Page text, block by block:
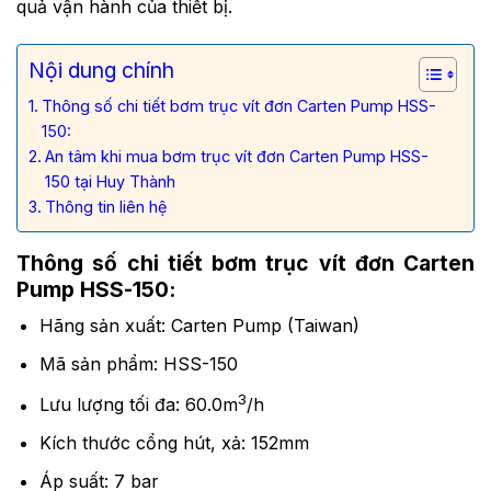
quả vận hành của thiết bị.
Nội dung chính
Thông số chi tiết bơm trục vít đơn Carten Pump HSS-
150:
An tâm khi mua bơm trục vít đơn Carten Pump HSS-
150 tại Huy Thành
Thông tin liên hệ
Thông số chi tiết bơm trục vít đơn Carten
Pump HSS-150:
Hãng sản xuất: Carten Pump (Taiwan)
Mã sản phẩm: HSS-150
Lưu lượng tối đa: 60.0m3/h
Kích thước cổng hút, xả: 152mm
Áp suất: 7 bar